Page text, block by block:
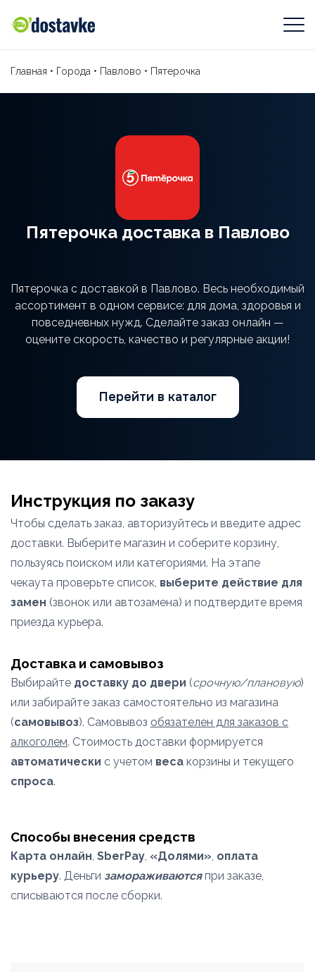
Главная • Города • Павлово • Пятерочка
Пятерочка доставка в Павлово
Пятерочка с доставкой в Павлово. Весь необходимый
ассортимент в одном сервисе: для дома, здоровья и
повседневных нужд. Сделайте заказ онлайн —
оцените скорость, качество и регулярные акции!
Перейти в каталог
Инструкция по заказу
Чтобы сделать заказ, авторизуйтесь и введите адрес
доставки. Выберите магазин и соберите корзину,
пользуясь поиском или категориями. На этапе
чекаута проверьте список, выберите действие для
замен (звонок или автозамена) и подтвердите время
приезда курьера.
Доставка и самовывоз
Выбирайте доставку до двери (срочную/плановую)
или забирайте заказ самостоятельно из магазина
(самовывоз). Самовывоз обязателен для заказов с
алкоголем. Стоимость доставки формируется
автоматически с учетом веса корзины и текущего
спроса.
Способы внесения средств
Карта онлайн, SberPay, «Долями», оплата
курьеру. Деньги замораживаютсяпри заказе,
списываются после сборки.